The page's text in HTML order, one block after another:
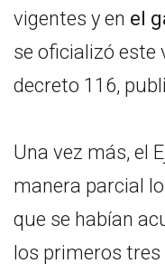
vigentes y en el
se oficializó este
decreto 116,
Una vez más, el
manera parcial
que se habían
los primeros tres